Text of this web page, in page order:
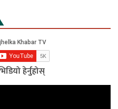
हेर्नुहोस्